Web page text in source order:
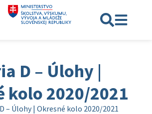
D – Úlohy |
kolo 2020/2021
– Úlohy | Okresné kolo 2020/2021